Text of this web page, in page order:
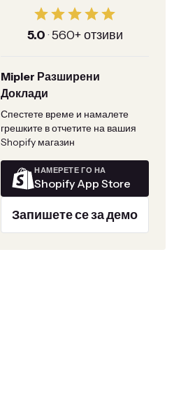
5.0 · 560+ отзиви
Mipler Разширени
Доклади
Спестете време и намалете
грешките в отчетите на вашия
Shopify магазин
НАМЕРЕТЕ ГО НА
Shopify App Store
Запишете се за демо